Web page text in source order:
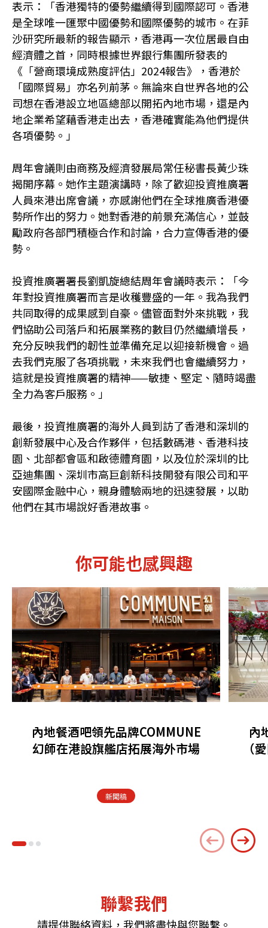
表示：「香港獨特的優勢繼續得到國際認可。香港
是全球唯一匯聚中國優勢和國際優勢的城市。在菲
沙研究所最新的報告顯示，香港再一次位居最自由
經濟體之首，同時根據世界銀行集團所發表的
《「營商環境成熟度評估」2024報告》，香港於
「國際貿易」亦名列前茅。無論來自世界各地的公
司想在香港設立地區總部以開拓內地市場，還是內
地企業希望藉香港走出去，香港確實能為他們提供
各項優勢。」
周年會議則由商務及經濟發展局常任秘書長黃少珠
揭開序幕。她作主題演講時，除了歡迎投資推廣署
人員來港出席會議，亦感謝他們在全球推廣香港優
勢所作出的努力。她對香港的前景充滿信心，並鼓
勵政府各部門積極合作和討論，合力宣傳香港的優
勢。
投資推廣署署長劉凱旋總結周年會議時表示：「今
年對投資推廣署而言是收穫豐盛的一年。我為我們
共同取得的成果感到自豪。儘管面對外來挑戰，我
們協助公司落戶和拓展業務的數目仍然繼續增長，
充分反映我們的韌性並準備充足以迎接新機會。過
去我們克服了各項挑戰，未來我們也會繼續努力，
這就是投資推廣署的精神——敏捷、堅定、隨時竭盡
全力為客戶服務。」
最後，投資推廣署的海外人員到訪了香港和深圳的
創新發展中心及合作夥伴，包括數碼港、香港科技
園、北部都會區和啟德體育園，以及位於深圳的比
亞迪集團、深圳市高巨創新科技開發有限公司和平
安國際金融中心，親身體驗兩地的迅速發展，以助
他們在其市場說好香港故事。
你可能也感興趣
內地餐酒吧領先品牌COMMUNE
幻師在港設旗艦店拓展海外市場
新聞稿
內
（
聯繫我們
請提供聯絡資料，我們將盡快與您聯繫。